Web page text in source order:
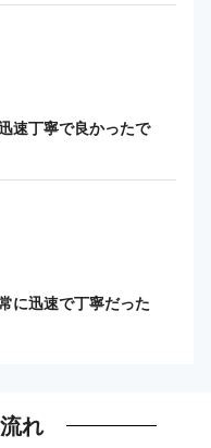
速丁寧で良かったで
に迅速で丁寧だった
れ